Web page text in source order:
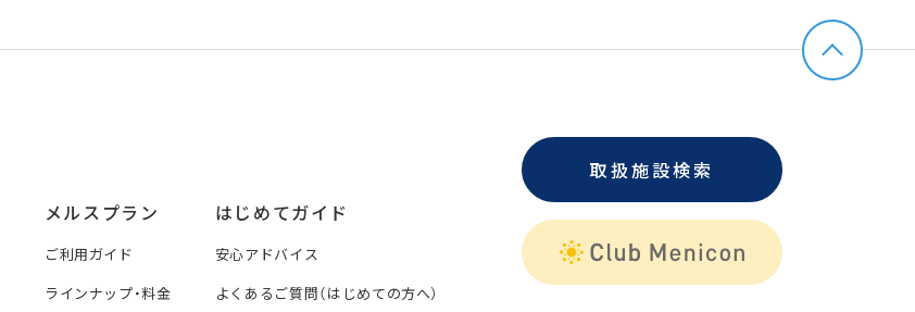
メルスプラン
ご利用ガイド
ラインナップ・料金
はじめてガイド
安心アドバイス
よくあるご質問（はじめての方へ）
取扱施設検索